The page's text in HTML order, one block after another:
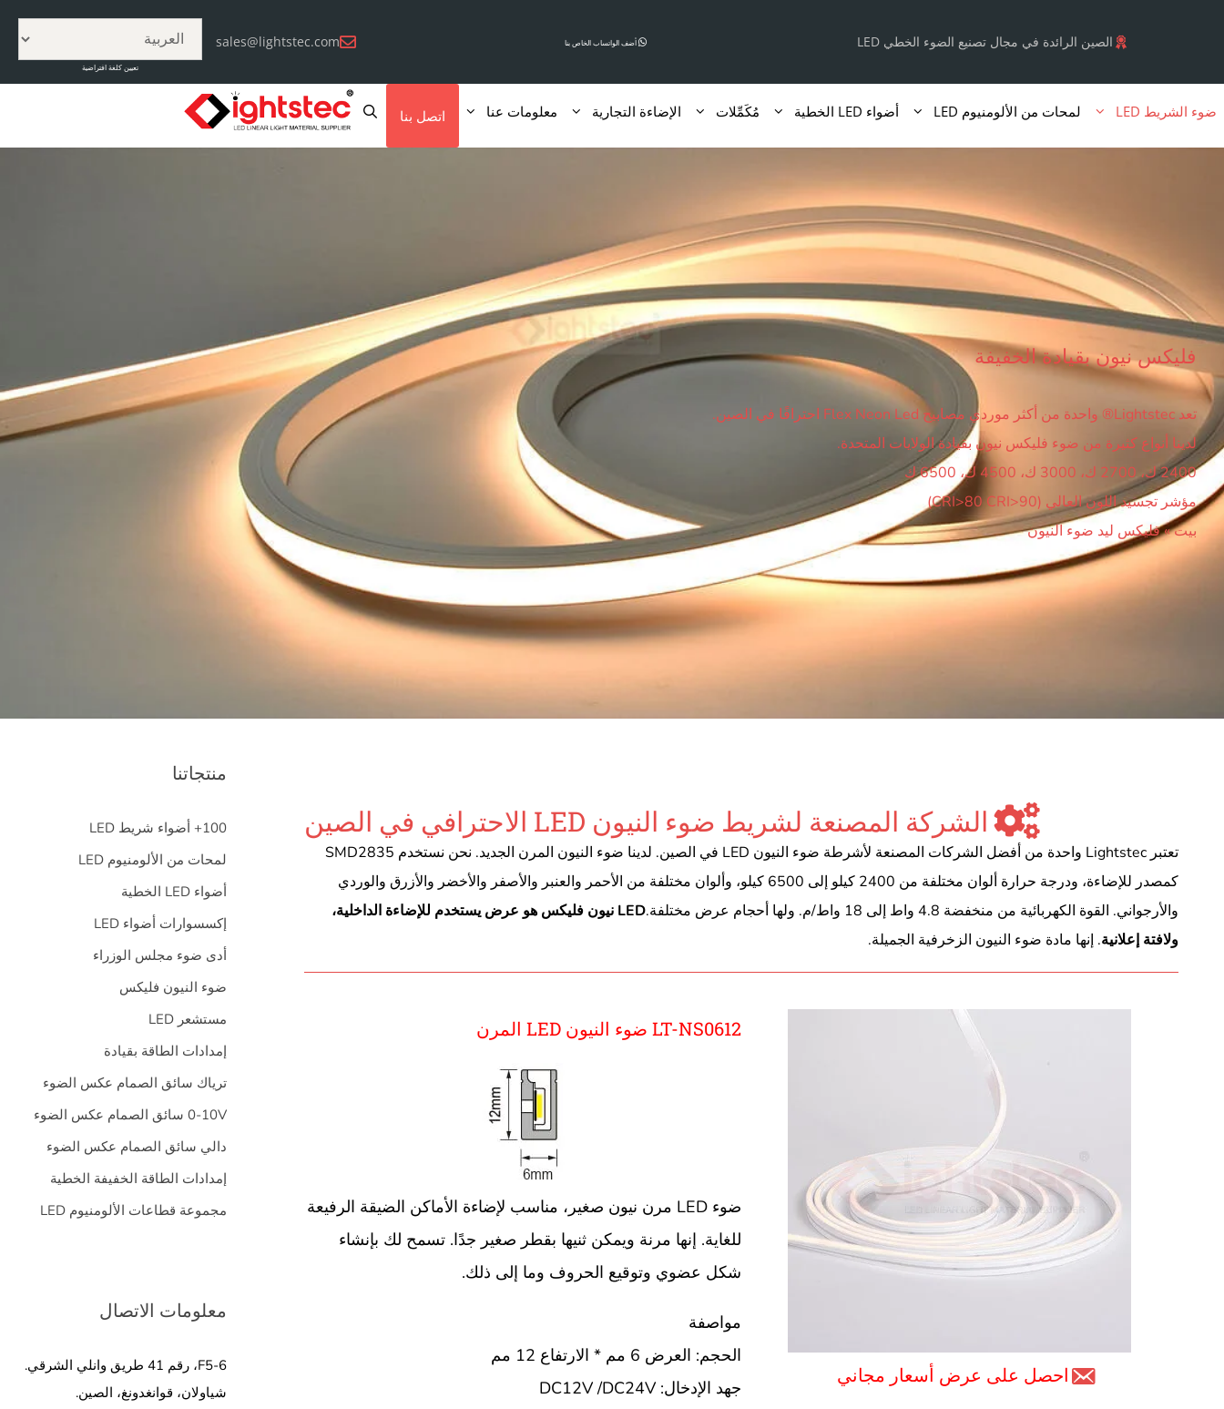
الصين الرائدة في مجال تصنيع الضوء الخطي LED أضف الواتساب الخاص بنا sales@lightstec.com
تعيين كلغة افتراضية
ضوء الشريط LED لمحات من الألومنيوم LED أضواء LED الخطية مُكَمِّلات الإضاءة التجارية معلومات عنا اتصل بنا
فليكس نيون بقيادة الخفيفة
تعد Lightstec® واحدة من أكثر موردي مصابيح Flex Neon Led احترافًا في الصين.
لدينا أنواع كثيرة من ضوء فليكس نيون بقيادة الولايات المتحدة.
2400 ك، 2700 ك، 3000 ك، 4500 ك، 6500 ك
مؤشر تجسيد اللون العالي (CRI>80 CRI>90)
بيت»فليكس ليد ضوء النيون
الشركة المصنعة لشريط ضوء النيون LED الاحترافي في الصين
تعتبر Lightstec واحدة من أفضل الشركات المصنعة لأشرطة ضوء النيون LED في الصين. لدينا ضوء النيون المرن الجديد. نحن نستخدم SMD2835
كمصدر للإضاءة، ودرجة حرارة ألوان مختلفة من 2400 كيلو إلى 6500 كيلو، وألوان مختلفة من الأحمر والعنبر والأصفر والأخضر والأزرق والوردي
والأرجواني. القوة الكهربائية من منخفضة 4.8 واط إلى 18 واط/م. ولها أحجام عرض مختلفة.
LED نيون فليكس هو عرض يستخدم للإضاءة الداخلية،
ولافتة إعلانية. إنها مادة ضوء النيون الزخرفية الجميلة.
احصل على عرض أسعار مجاني
LT-NS0612 ضوء النيون LED المرن
ضوء LED مرن نيون صغير، مناسب لإضاءة الأماكن الضيقة الرفيعة
للغاية. إنها مرنة ويمكن ثنيها بقطر صغير جدًا. تسمح لك بإنشاء
شكل عضوي وتوقيع الحروف وما إلى ذلك.
مواصفة
الحجم: العرض 6 مم * الارتفاع 12 مم
جهد الإدخال: DC12V /DC24V
منتجاتنا
100+ أضواء شريط LED
لمحات من الألومنيوم LED
أضواء LED الخطية
إكسسوارات أضواء LED
أدى ضوء مجلس الوزراء
ضوء النيون فليكس
مستشعر LED
إمدادات الطاقة بقيادة
ترياك سائق الصمام عكس الضوء
0-10V سائق الصمام عكس الضوء
دالي سائق الصمام عكس الضوء
إمدادات الطاقة الخفيفة الخطية
مجموعة قطاعات الألومنيوم LED
معلومات الاتصال
F5-6، رقم 41 طريق وانلي الشرقي.
شياولان، قوانغدونغ، الصين.